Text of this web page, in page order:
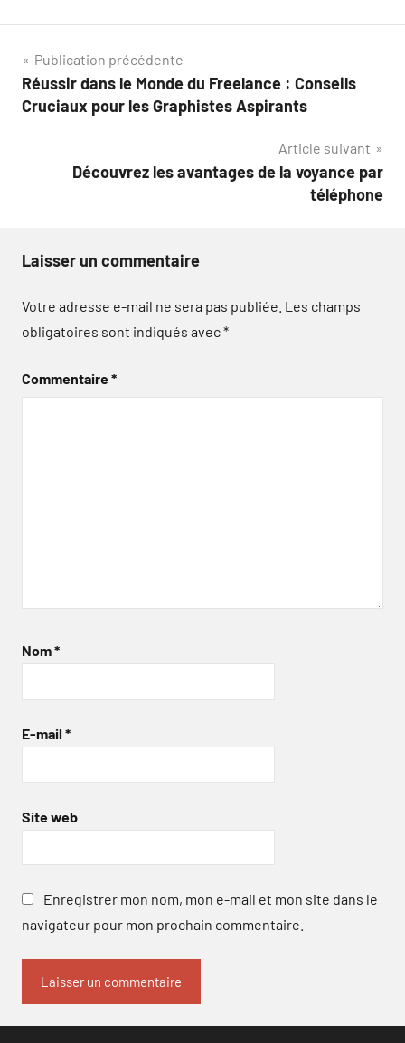
Navigation
de
Publication précédente
Réussir dans le Monde du Freelance : Conseils
Cruciaux pour les Graphistes Aspirants
Article suivant
Découvrez les avantages de la voyance par
téléphone
Laisser un commentaire
Votre adresse e-mail ne sera pas publiée. Les champs
obligatoires sont indiqués avec*
Commentaire*
Nom*
E-mail *
Site web
Enregistrer mon nom, mon e-mail et mon site dans le
navigateur pour mon prochain commentaire.